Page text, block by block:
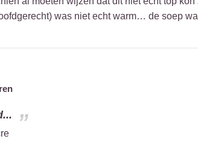
was niet echt warm… de soep